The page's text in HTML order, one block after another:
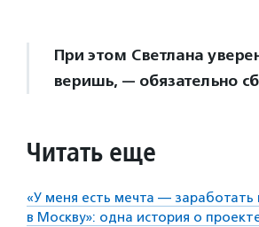
При этом Светлана
веришь, — обязательно
Читать еще
«У меня есть мечта — заработать
в Москву»: одна история о